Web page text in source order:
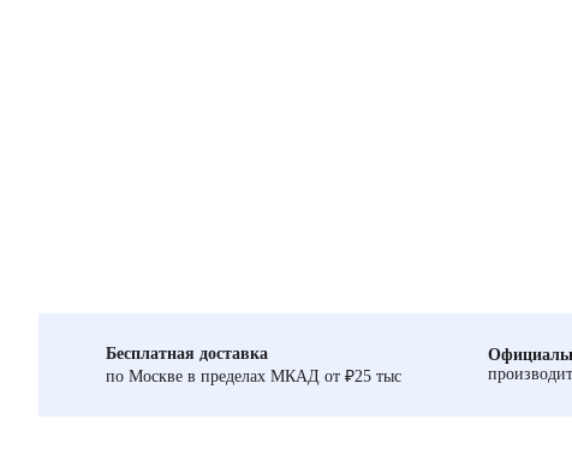
Бесплатная доставка
по Москве в пределах МКАД от ₽25 тыс